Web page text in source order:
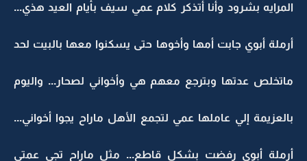
المرايه بشرود وأنا أتذكر كلام عمي سيف بأيام العيد هذي...
أرملة أبوي جابت أمها وأخوها حتى يسكنوا معها بالبيت لحد
ماتخلص عدتها وبترجع معهم هي وأخواني لصحار... واليوم
بالعزيمة إلي عاملها عمي لتجمع الأهل ماراح يجوا أخواني...
أرملة أبوي رفضت بشكل قاطع... مثل ماراح تجي عمتي